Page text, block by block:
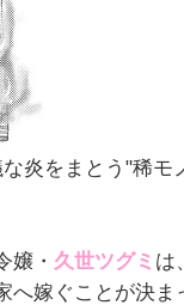
炎をまとう"稀モ
嬢・ 久世ツグミ は
へ嫁ぐことが決ま